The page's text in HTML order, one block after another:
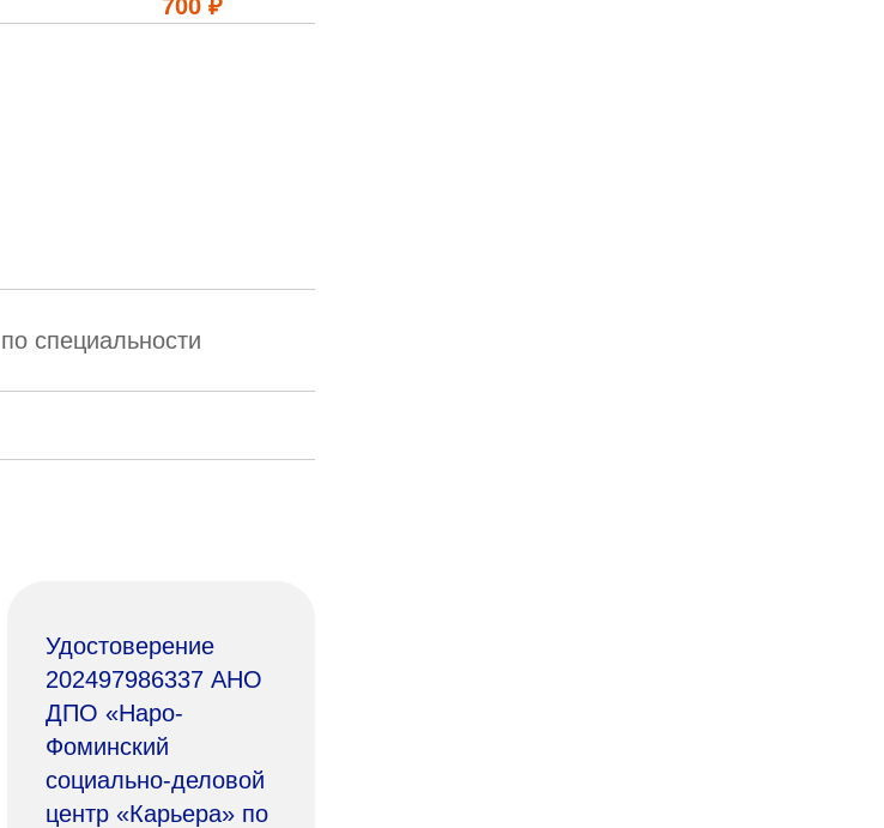
700 ₽
специальности
Удостоверение
202497986337 АНО
ДПО «Наро-
Фоминский
социально-деловой
центр «Карьера» по